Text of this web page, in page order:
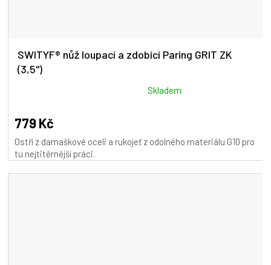
SWITYF® nůž loupací a zdobící Paring GRIT ZK
(3,5")
produktu
je
5,0
z
Skladem
779 Kč
Ostří z damaškové oceli a rukojeť z odolného materiálu G10 pro
tu nejtitěrnější práci.